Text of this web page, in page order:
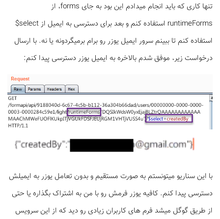
تنها کاری که باید انجام میدادم این بود به جای forms، از
runtimeForms
استفاده کنم و بعد برای دسترسی به ایمیل از select$
استفاده کنم تا ببینم سرور ایمیل یوزر رو برام برمیگردونه یا نه. با ارسال
درخواست زیر، موفق شدم بالاخره به ایمیل یوزر دسترسی پیدا کنم:
با این سناریو میتونستم به صورت مستقیم و بدون تعامل یوزر به ایمیلش
دسترسی پیدا کنم. کافیه یوزر فرمش رو با من به اشتراک بگذاره یا حتی
از طریق گوگل میشد فرم های کاربران زیادی رو دید که از این سرویس